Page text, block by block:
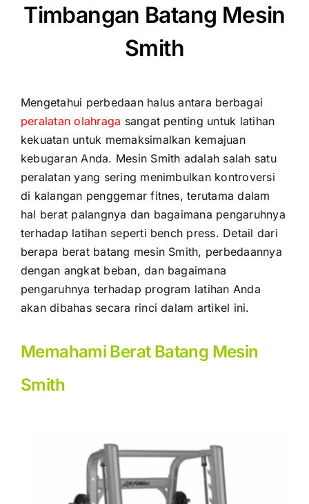
Timbangan Batang Mesin
Smith
Mengetahui perbedaan halus antara berbagai
peralatan olahraga sangat penting untuk latihan
kekuatan untuk memaksimalkan kemajuan
kebugaran Anda. Mesin Smith adalah salah satu
peralatan yang sering menimbulkan kontroversi
di kalangan penggemar fitnes, terutama dalam
hal berat palangnya dan bagaimana pengaruhnya
terhadap latihan seperti bench press. Detail dari
berapa berat batang mesin Smith, perbedaannya
dengan angkat beban, dan bagaimana
pengaruhnya terhadap program latihan Anda
akan dibahas secara rinci dalam artikel ini.
Memahami Berat Batang Mesin
Smith